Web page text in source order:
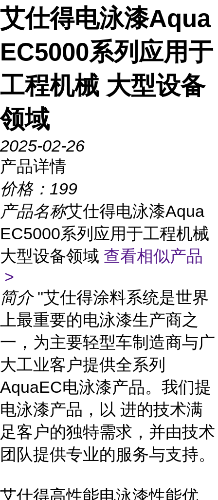
艾仕得电泳漆Aqua
EC5000系列应用于
工程机械 大型设备
领域
2025-02-26
产品详情
价格： 199
产品名称艾仕得电泳漆Aqua
EC5000系列应用于工程机械
大型设备领域 查看相似产品
>
简介 "艾仕得涂料系统是世界
上最重要的电泳漆生产商之
一，为主要轻型车制造商与广
大工业客户提供全系列
AquaEC电泳漆产品。我们提
电泳漆产品，以 进的技术满
足客户的独特需求，并由技术
团队提供专业的服务与支持。
艾仕得高性能电泳漆性能优